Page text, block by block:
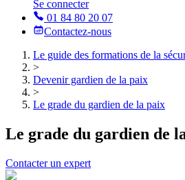
Se connecter
01 84 80 20 07
Contactez-nous
Le guide des formations de la
>
Devenir gardien de la paix
>
Le grade du gardien de la paix
Le grade du gardien de
Contacter un expert